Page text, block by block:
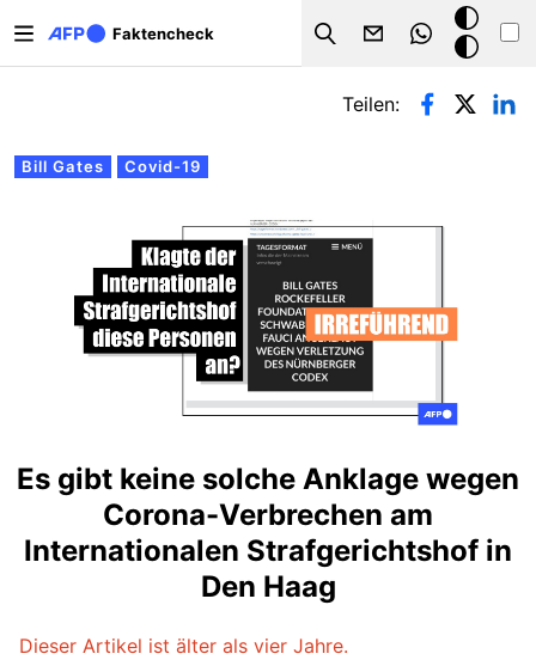
Faktencheck
Search
Dark
Mode
Primäre Reiter
Bill Gates Covid-19
Teilen:
Es gibt keine solche Anklage wegen
Corona-Verbrechen am
Internationalen Strafgerichtshof in
Den Haag
Dieser Artikel ist älter als vier Jahre.